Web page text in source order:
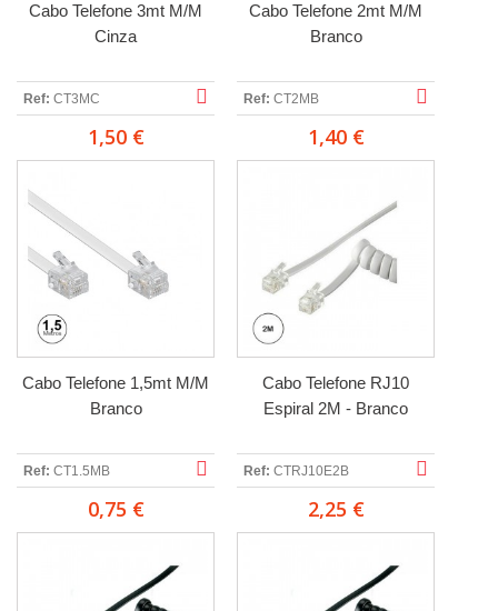
Cabo Telefone 3mt M/M
Cinza
Ref: CT3MC
1,50 €
Cabo Telefone 2mt M/M
Branco
Ref: CT2MB
1,40 €
Cabo Telefone 1,5mt M/M
Branco
Ref: CT1.5MB
0,75 €
Cabo Telefone RJ10
Espiral 2M - Branco
Ref: CTRJ10E2B
2,25 €